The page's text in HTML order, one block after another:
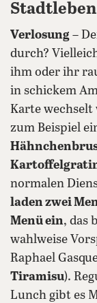
Stadtleben
Verlosung –
durch?
ihm oder ihr
in schickem
Karte
zum Beispiel
normalen
laden zwei
Menü ein, das
wahlweise
Raphael
Tiramisu).
Lunch gibt es